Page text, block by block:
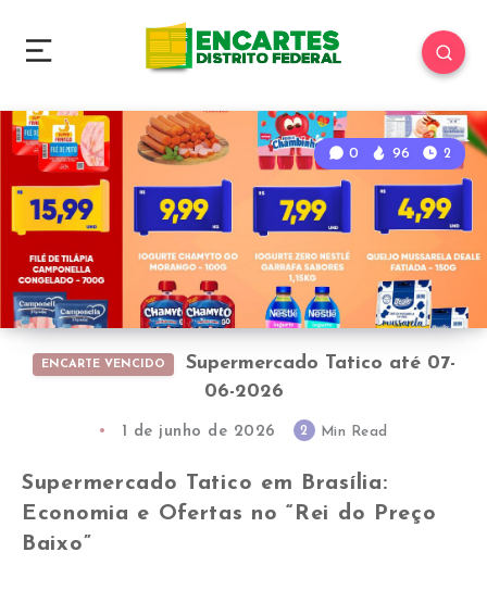
0 96 2
ENCARTE VENCIDO
Supermercado Tatico até 07-
06-2026
1 de junho de 2026 2 Min Read
Supermercado Tatico em Brasília:
Economia e Ofertas no “Rei do Preço
Baixo”